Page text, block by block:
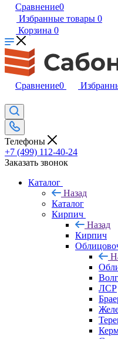
Сравнение0
Избранные товары 0
Корзина 0
Сравнение0
Телефоны
+7 (499) 112-40-24
Заказать звонок
Каталог
Назад
Каталог
Кирпич
Назад
Кирпич
ЛСР